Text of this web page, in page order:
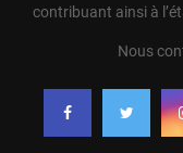
contribuant ainsi à
Nous